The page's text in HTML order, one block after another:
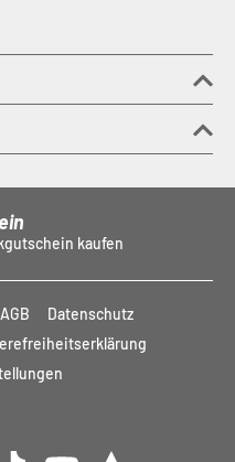
kaufen
AGB
Datenschutz